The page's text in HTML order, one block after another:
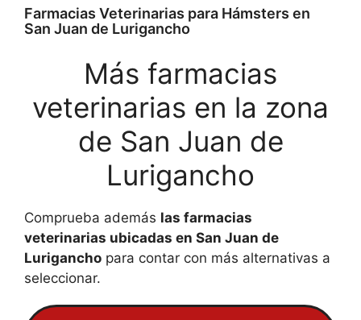
Farmacias Veterinarias para Hámsters en
San Juan de Lurigancho
Más farmacias
veterinarias en la zona
de San Juan de
Lurigancho
Comprueba además las farmacias
veterinarias ubicadas en San Juan de
Lurigancho para contar con más alternativas a
seleccionar.